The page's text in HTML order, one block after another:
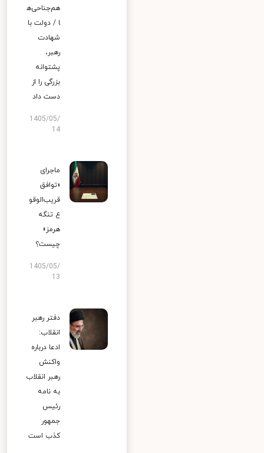
هم‌جناحی‌ه
ا / دولت با
شهادت
رهبر،
پشتوانه
بزرگی را از
دست داد
1405/05/
14
ماجرای
«توافق
قریب‌الوقو
ع تنگه
هرمز»
چیست؟
1405/05/
13
دفتر رهبر
انقلاب:
ادعا درباره
واکنش
رهبر انقلاب
به نامه
رئیس
جمهور
کذب است